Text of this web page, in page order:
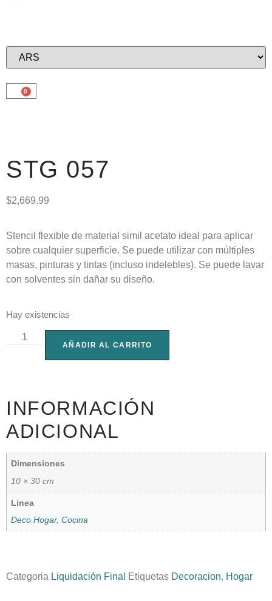
0
STG 057
$2,669.99
Stencil flexible de material simil acetato ideal para aplicar
sobre cualquier superficie. Se puede utilizar con múltiples
masas, pinturas y tintas (incluso indelebles). Se puede lavar
con solventes sin dañar su diseño.
Hay existencias
AÑADIR AL CARRITO
INFORMACIÓN
ADICIONAL
Dimensiones
10 × 30 cm
Linea
Deco Hogar,Cocina
Categoria Liquidación Final Etiquetas Decoracion, Hogar